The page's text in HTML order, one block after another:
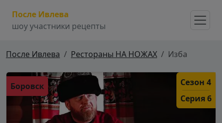
После Ивлева
шоу участники рецепты
После Ивлева Рестораны НА НОЖАХ Изба
Боровск
Сезон 4
Серия 6